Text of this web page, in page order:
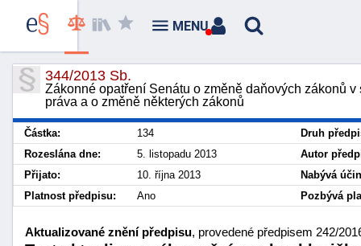
344/2013 Sb.
Zákonné opatření Senátu o změně daňových zákonů
práva a o změně některých zákonů
Částka: 134
Druh
Rozeslána dne:
5. listopadu 2013
Autor
Přijato:
10. října 2013
Nabývá
Platnost předpisu:
Ano Pozbývá
Aktualizované znění předpisu, provedené předpisem 242/
MENU